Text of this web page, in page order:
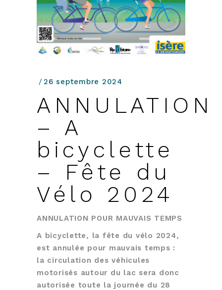
26 septembre 2024
ANNULATION
– A
bicyclette
– Fête du
Vélo 2024
ANNULATION POUR MAUVAIS TEMPS
A bicyclette, la fête du vélo 2024,
est annulée pour mauvais temps :
la circulation des véhicules
motorisés autour du lac sera donc
autorisée toute la journée du 28